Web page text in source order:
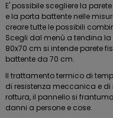
E' possibile scegliere la
e la porta battente nelle
creare tutte le possibili
Scegli dal menù a tendina
80x70 cm si intende parete
battente da 70 cm.
Il trattamento termico di
di resistenza meccanica e
rottura, il pannello si
danni a persone e cose.